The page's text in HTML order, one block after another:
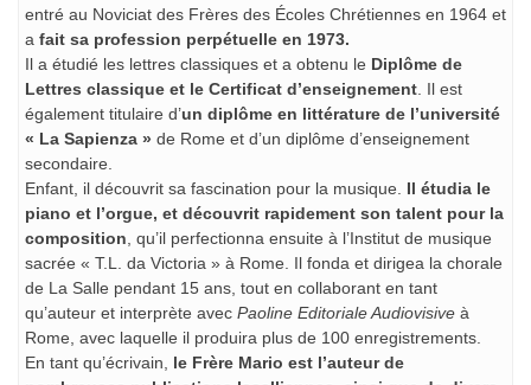
entré au Noviciat des Frères des Écoles Chrétiennes en 1964 et
a fait sa profession perpétuelle en 1973.
Il a étudié les lettres classiques et a obtenu le Diplôme de
Lettres classique et le Certificat d’enseignement . Il est
également titulaire d’un diplôme en littérature de l’université
« La Sapienza » de Rome et d’un diplôme d’enseignement
secondaire.
Enfant, il découvrit sa fascination pour la musique. Il étudia le
piano et l’orgue, et découvrit rapidement son talent pour la
composition , qu’il perfectionna ensuite à l’Institut de musique
sacrée « T.L. da Victoria » à Rome. Il fonda et dirigea la chorale
de La Salle pendant 15 ans, tout en collaborant en tant
qu’auteur et interprète avec Paoline Editoriale Audiovisive à
Rome, avec laquelle il produira plus de 100 enregistrements.
En tant qu’écrivain, le Frère Mario est l’auteur de